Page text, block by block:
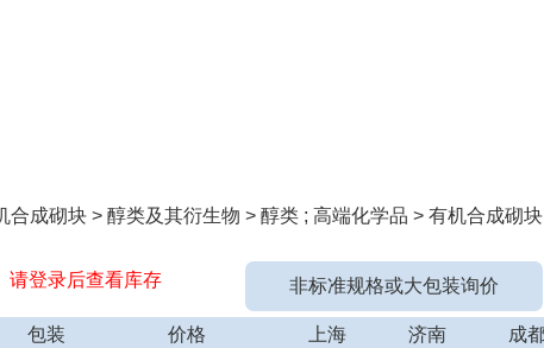
合成砌块 > 醇类及其衍生物 > 醇类 ; 高端化学品 > 有机合成砌
请登录后查看库存 非标准规格或大包装询价
包装 价格 上海 济南 成